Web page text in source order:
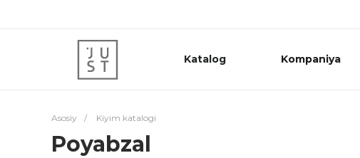
Katalog Kompaniya
Asosiy / Kiyim katalogi
Poyabzal